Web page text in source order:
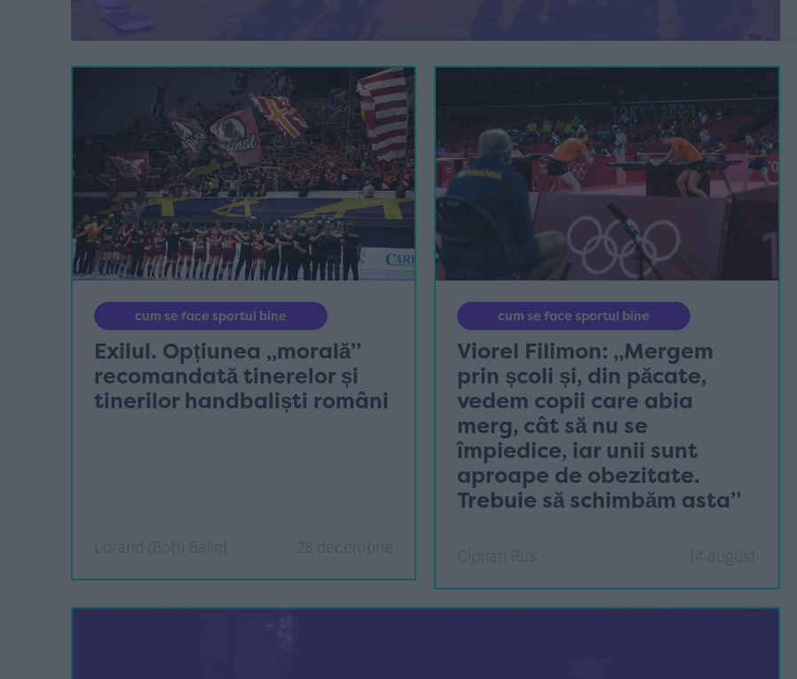
cum se face sportul bine
Exilul. Opțiunea „morală”
recomandată tinerelor și
tinerilor handbaliști români
cum se face sportul bine
Viorel Filimon: „Mergem
prin școli și, din păcate,
vedem copii care abia
merg, cât să nu se
împiedice, iar unii sunt
aproape de obezitate.
Trebuie să schimbăm asta”